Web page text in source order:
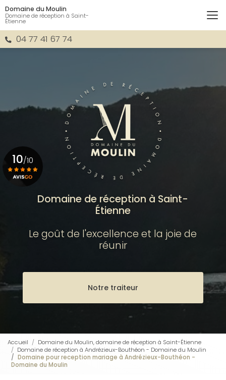
Aller
au
contenu
principal04 77 41 67 74
Domaine du Moulin
Domaine de réception à Saint-
Étienne
Domaine de réception à Saint-
Étienne
Le goût de l'excellence et la joie de
réunir
Notre traiteur
10/10
Accueil
Domaine du Moulin, domaine de réception à Saint-Étienne
Domaine de réception à Andrézieux-Bouthéon - Domaine du Moulin
Domaine pour reception mariage à Andrézieux-Bouthéon -
Domaine du Moulin